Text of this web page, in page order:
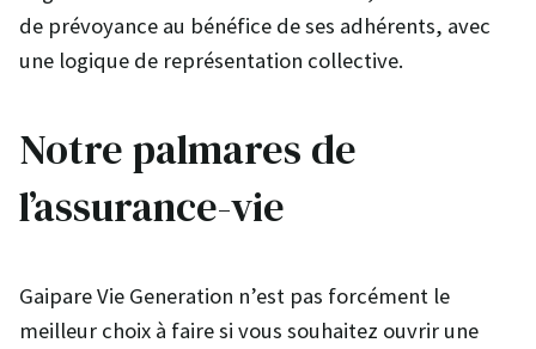
de prévoyance au bénéfice de ses adhérents, avec
une logique de représentation collective.
Notre palmares de
l’assurance-vie
Gaipare Vie Generation n’est pas forcément le
meilleur choix à faire si vous souhaitez ouvrir une